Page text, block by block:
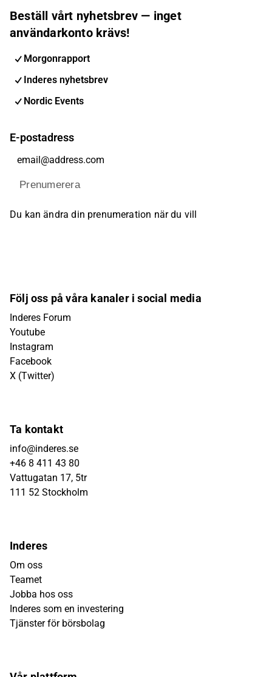
Beställ vårt nyhetsbrev — inget
användarkonto krävs!
Morgonrapport
Inderes nyhetsbrev
Nordic Events
E-postadress
Prenumerera
Du kan ändra din prenumeration när du vill
Följ oss på våra kanaler i social media
Inderes Forum
Youtube
Instagram
Facebook
X (Twitter)
Ta kontakt
info@inderes.se
+46 8 411 43 80
Vattugatan 17, 5tr
111 52 Stockholm
Inderes
Om oss
Teamet
Jobba hos oss
Inderes som en investering
Tjänster för börsbolag